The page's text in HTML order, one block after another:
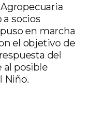
socios
en marcha
el objetivo de
del
al posible
Niño.